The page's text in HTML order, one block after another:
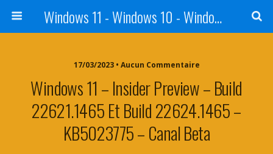
Windows 11 - Windows 10 - Windows 8 - Windows 7 - VISTA
17/03/2023 • Aucun Commentaire
Windows 11 – Insider Preview – Build
22621.1465 Et Build 22624.1465 –
KB5023775 – Canal Beta